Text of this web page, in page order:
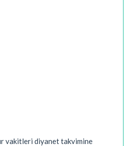
vakitleri diyanet takvimine